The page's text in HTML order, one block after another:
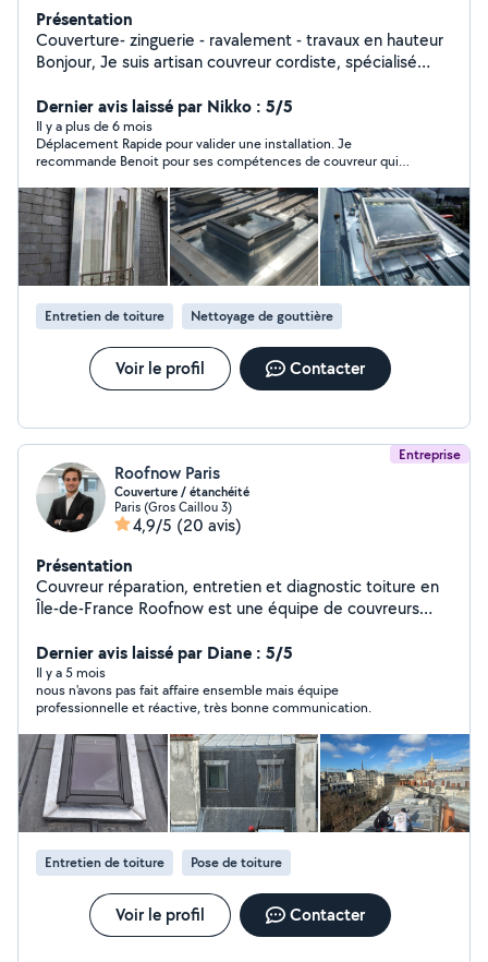
Présentation
Couverture- zinguerie - ravalement - travaux en hauteur
Bonjour, Je suis artisan couvreur cordiste, spécialisé
services ( assurance décennale couverture): Nettoyage
et Entretien de Toitures: - demoussage, traitement
hydrofuge, nettoyage complet - lavage de vitres en
hauteur Ravalement de Façade: - purge et mise en
sécurité - Nettoyage, réparation, peinture, finition
Enduits traditionnels à la chaux ou ciment Travaux de
Couverture - Réparation de tuiles ou ardoises,
recherche de fuites - création velux - audit / expertise
de toitures Travaux d'Accès Difficile (cordiste): -
Interventions en hauteur, assurances décennale
couverture. Site web https://haut.la/
Dernier avis laissé par Nikko : 5/5
Il y a plus de 6 mois
Déplacement Rapide pour valider une installation. Je
recommande Benoit pour ses compétences de couvreur qui
Entretien de toiture Nettoyage de gouttière
Voir le profil Contacter
Entreprise
Roofnow Paris
Couverture / étanchéité
Paris (Gros Caillou 3)
4,9/5 (20 avis)
Présentation
Couvreur réparation, entretien et diagnostic toiture en
Île-de-France Roofnow est une équipe de couvreurs
avec une priorité : intervenir rapidement et expliquer
clairement ce que l'on fait. Nous intervenons
régulièrement pour : Recherche de fuite toiture +
réparations Remplacement tuiles, ardoises, zinc, Velux
Étanchéité, faîtage, rives, sorties de VMC Nettoyage et
démoussage de toiture Traitement hydrofuge Isolation
de combles Nettoyage gouttières Interventions en
hauteur (cordistes si nécessaire) Nous réalisons
également des diagnostics toiture avec rapport photo
détaillé, utilisable pour votre assurance ou votre
propriétaire. Entreprise déclarée Garantie décennale +
RC professionnelle. Notre approche : diagnostic clair,
solutions adaptées et tarifs cohérents. Vous pouvez
envoyer des photos pour un premier avis rapide. À
Dernier avis laissé par Diane : 5/5
Il y a 5 mois
nous n'avons pas fait affaire ensemble mais équipe
professionnelle et réactive, très bonne communication.
Entretien de toiture Pose de toiture
Voir le profil Contacter